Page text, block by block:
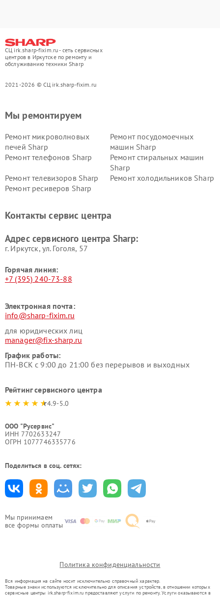
СЦ irk.sharp-fixim.ru - сеть сервисных
центров в Иркутске по ремонту и
обслуживанию техники Sharp
2021-2026 © СЦ irk.sharp-fixim.ru
Мы принимаем
все формы оплаты
Мы ремонтируем
Ремонт микроволновых
печей Sharp
Ремонт посудомоечных
машин Sharp
Ремонт телефонов Sharp
Ремонт стиральных машин
Sharp
Ремонт телевизоров Sharp
Ремонт холодильников Sharp
Ремонт ресиверов Sharp
Контакты сервис центра
Адрес сервисного центра Sharp:
г. Иркутск, ул. ​Гоголя, 57
Горячая линия:
+7 (395) 240-73-88
Электронная почта:
info@sharp-fixim.ru
для юридических лиц
manager@fix-sharp.ru
График работы:
ПН-ВСК с 9:00 до 21:00 без перерывов и выходных
Рейтинг сервисного центра
4.9-5.0
ООО "Русервис"
ИНН 7702633247
ОГРН 1077746335776
Поделиться в соц. сетях:
Политика конфиденциальности
Вся информация на сайте носит исключительно справочный характер.
Товарные знаки используются исключительно для описания устройств, в отношении которых
сервисные центры irk.sharp-fixim.ru предоставляют услуги по ремонту. Услуги оказываются в